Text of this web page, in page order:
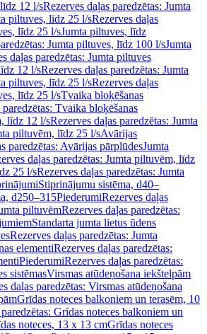
12 l/sRezerves daļas paredzētas: Jumta
piltuves, līdz 25 l/sRezerves daļas
līdz 25 l/sJumta piltuves, līdz
Jumta piltuves, līdz 100 l/sJumta
daļas paredzētas: Jumta piltuves
12 l/sRezerves daļas paredzētas: Jumta
piltuves, līdz 25 l/sRezerves daļas
līdz 25 l/sTvaika bloķēšanas
paredzētas: Tvaika bloķēšanas
līdz 12 l/sRezerves daļas paredzētas: Jumta
piltuvēm, līdz 25 l/sAvārijas
paredzētas: Avārijas pārplūdesJumta
daļas paredzētas: Jumta piltuvēm, līdz
25 l/sRezerves daļas paredzētas: Jumta
Stiprinājumu sistēma, d40–
d250–315PiederumiRezerves daļas
piltuvēmRezerves daļas paredzētas:
Standarta jumta lietus ūdens
Rezerves daļas paredzētas: Jumta
elementiRezerves daļas paredzētas:
PiederumiRezerves daļas paredzētas:
sistēmasVirsmas atūdeņošana iekštelpām
daļas paredzētas: Virsmas atūdeņošana
Grīdas noteces balkoniem un terasēm, 10
Grīdas noteces balkoniem un
noteces, 13 x 13 cmGrīdas noteces